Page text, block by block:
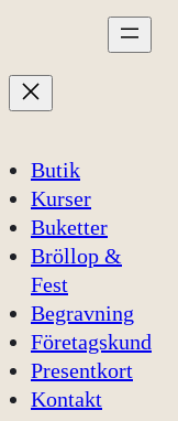
Butik
Kurser
Buketter
Bröllop &
Fest
Begravning
Företagskund
Presentkort
Kontakt